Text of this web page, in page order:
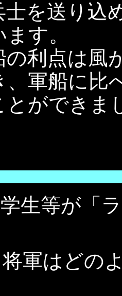
士を送り込
す。
の利点は風
、軍船に比
とができま
生等が「
軍はどの